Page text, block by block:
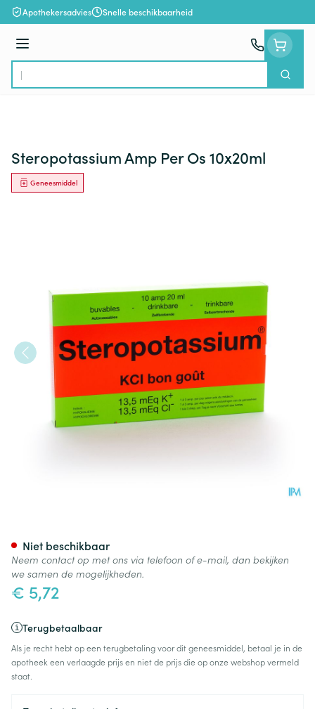
Ga naar de inhoud
Apothekersadvies Snelle beschikbaarheid
Menu
Product, merk, categorie...
Zoek
Steropotassium Amp Per Os 10x20ml
Geneesmiddel
€ 5,72
Terugbetaalbaar
Als je recht hebt op een terugbetaling voor dit geneesmiddel, betaal je in de
apotheek een verlaagde prijs en niet de prijs die op onze webshop vermeld
staat.
Niet beschikbaar
Neem contact op met ons via telefoon of e-mail, dan bekijken
we samen de mogelijkheden.